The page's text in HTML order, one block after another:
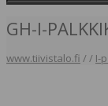
GH-I-
www.tiivistalo.fi // I-